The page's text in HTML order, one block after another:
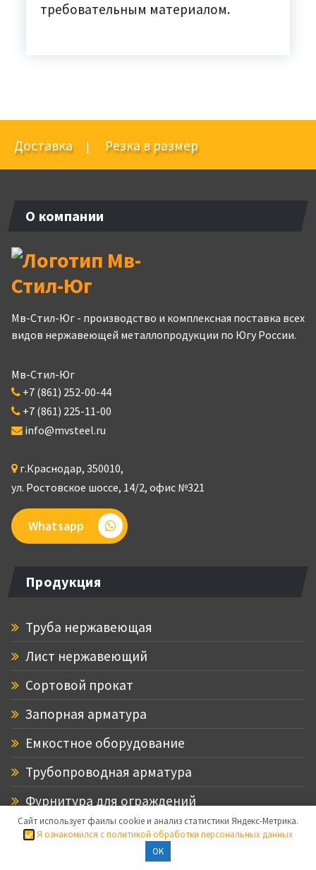
требовательным материалом.
Доставка| Резка в размер
О компании
Мв-Стил-Юг - производство и комплексная поставка всех
видов нержавеющей металлопродукции по Югу России.
Мв-Стил-Юг
+7 (861) 252-00-44
+7 (861) 225-11-00
info@mvsteel.ru
г.Краснодар, 350010,
ул. Ростовское шоссе, 14/2, офис №321
Whatsapp
Продукция
Труба нержавеющая
Лист нержавеющий
Сортовой прокат
Запорная арматура
Емкостное оборудование
Трубопроводная арматура
Фурнитура для ограждений
Комплектующие для душевых кабин из
Сайт использует фаилы cookie и анализ статистики Яндекс-Метрика.
Я ознакомился с политикой обработки персональных данных
OK